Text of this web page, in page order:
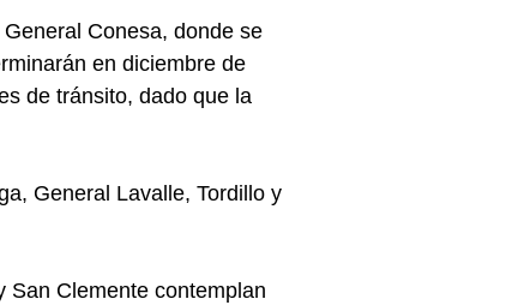
Conesa, donde se
en diciembre de
de tránsito, dado que la
General Lavalle, Tordillo y
San Clemente contemplan